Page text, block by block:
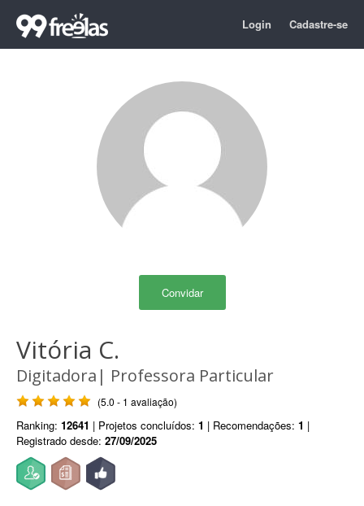
Login Cadastre-se
Convidar
Vitória C.
Digitadora| Professora Particular
(5.0 - 1 avaliação)
Ranking: 12641 | Projetos concluídos: 1 | Recomendações: 1 |
Registrado desde: 27/09/2025